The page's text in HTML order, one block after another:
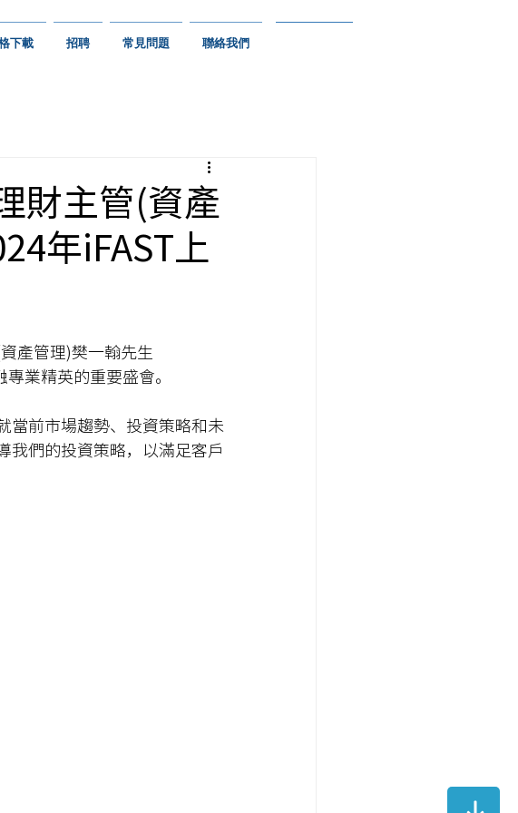
下載 招聘 常見問題 聯絡我們
財主管(資產
年iFAST上
產管理)樊一翰先生
業精英的重要盛會。
當前市場趨勢、投資策略和未
我們的投資策略，以滿足客戶